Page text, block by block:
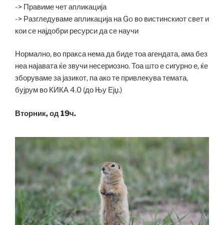
-> Правиме чет апликација
-> Разгледуваме апликација на Go во вистинскиот свет и
кои се најдобри ресурси да се научи
Нормално, во пракса нема да биде тоа агендата, ама без
неа најавата ќе звучи несериозно. Тоа што е сигурно е, ќе
зборуваме за јазикот, па ако те привлекува темата,
бујрум во КИКА 4.0 (до Њу Ејџ.)
Вторник, од 19ч.